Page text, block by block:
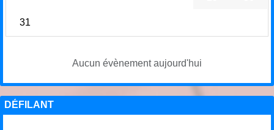
31
Aucun évènement aujourd'hui
DÉFILANT